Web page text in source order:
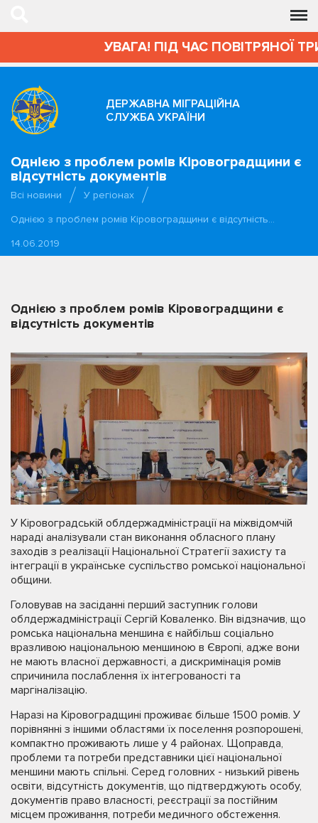
УВАГА! ПІД ЧАС ПОВІТРЯНОЇ
ДЕРЖАВНА МІГРАЦІЙНА
СЛУЖБА УКРАЇНИ
Однією з проблем ромів Кіровоградщини є
відсутність документів
Всі новини
У регіонах
Однією з проблем ромів Кіровоградщини є відсутність…
14.06.2019
Однією з проблем ромів Кіровоградщини є
відсутність документів
У Кіровоградській облдержадміністрації на міжвідомчій
нараді аналізували стан виконання обласного плану
заходів з реалізації Національної Стратегії захисту та
інтеграції в українське суспільство ромської національної
общини.
Головував на засіданні перший заступник голови
облдержадміністрації Сергій Коваленко. Він відзначив, що
ромська національна меншина є найбільш соціально
вразливою національною меншиною в Європі, адже вони
не мають власної державності, а дискримінація ромів
спричинила послаблення їх інтегрованості та
маргіналізацію.
Наразі на Кіровоградщині проживає більше 1500 ромів. У
порівнянні з іншими областями їх поселення розпорошені,
компактно проживають лише у 4 районах. Щоправда,
проблеми та потреби представники цієї національної
меншини мають спільні. Серед головних - низький рівень
освіти, відсутність документів, що підтверджують особу,
документів право власності, реєстрації за постійним
місцем проживання, потреби медичного обстеження.